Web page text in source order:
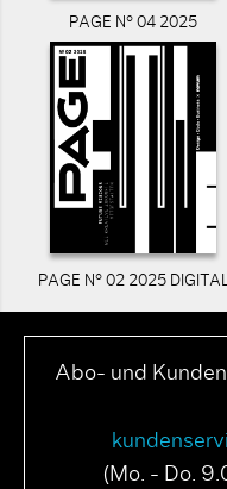
PAGE N° 04 2025
PAGE N° 02 2025
Abo- und
(Mo. - Do.